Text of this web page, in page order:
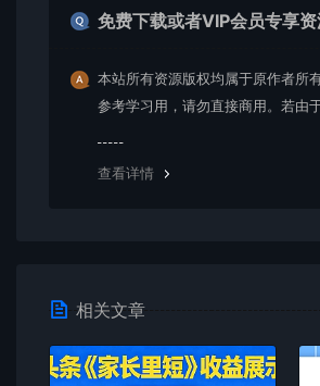
免费下载或者VIP会员专享
本站所有资源版权均属于原作者所
参考学习用，请勿直接商用。若由
查看详情
相关文章